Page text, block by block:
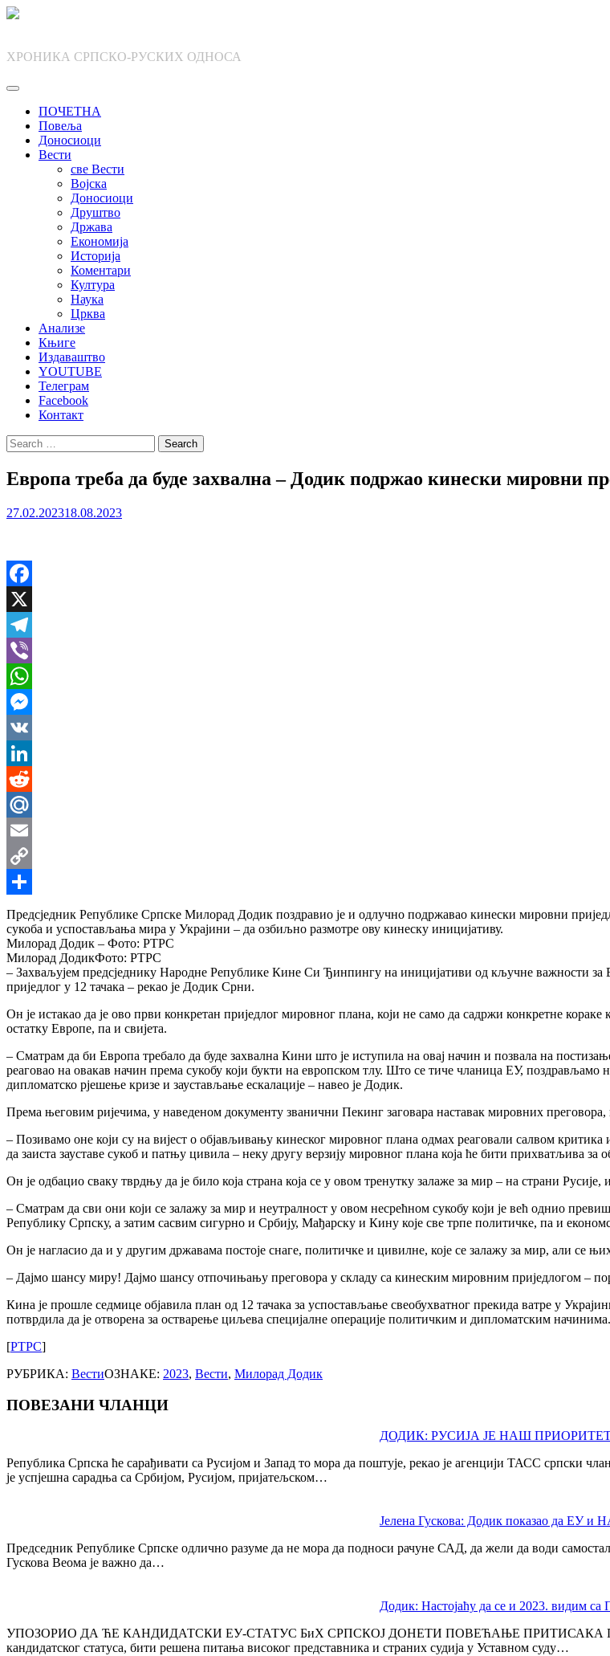
Skip
ХРОНИКА СРПСКО-РУСКИХ ОДНОСА
ПОЧЕТНА
Повеља
Доносиоци
Вести
све Вести
Војска
Доносиоци
Друштво
Држава
Економија
Историја
Коментари
Култура
Наука
Црква
Анализе
Књиге
Издаваштво
YOUTUBE
Телеграм
Facebook
Контакт
Search
for:
Европа треба да буде захвална – Додик подржао кинески мировни
27.02.202318.08.2023
Facebook
X
Telegram
Viber
WhatsApp
Messenger
VK
LinkedIn
Reddit
Mail.Ru
Email
Copy
Link
Share
Предсједник Републике Српске Милорад Додик поздравио је и одлучно подржавао кинески мировни
сукоба и успостављања мира у Украјини – да озбиљно размотре ову кинеску иницијативу.
Милорад Додик – Фото: РТРС
Милорад ДодикФото: РТРС
– Захваљујем предсједнику Народне Републике Кине Си Ђинпингу на иницијативи од кључне важности
приједлог у 12 тачака – рекао је Додик Срни.
Он је истакао да је ово први конкретан приједлог мировног плана, који не само да садржи конкретне
остатку Европе, па и свијета.
– Сматрам да би Европа требало да буде захвална Кини што је иступила на овај начин и позвала на
реаговао на овакав начин према сукобу који букти на европском тлу. Што се тиче чланица ЕУ,
дипломатско рјешење кризе и заустављање ескалације – навео је Додик.
Према његовим ријечима, у наведеном документу званични Пекинг заговара наставак мировних преговора,
– Позивамо оне који су на вијест о објављивању кинеског мировног плана одмах реаговали салвом
да заиста зауставе сукоб и патњу цивила – неку другу верзију мировног плана која ће бити прихватљива за
Он је одбацио сваку тврдњу да је било која страна која се у овом тренутку залаже за мир – на страни
– Сматрам да сви они који се залажу за мир и неутралност у овом несрећном сукобу који је већ однио
Републику Српску, а затим сасвим сигурно и Србију, Мађарску и Кину које све трпе политичке, па и
Он је нагласио да и у другим државама постоје снаге, политичке и цивилне, које се залажу за мир, али се
– Дајмо шансу миру! Дајмо шансу отпочињању преговора у складу са кинеским мировним приједлогом –
Кина је прошле седмице објавила план од 12 тачака за успостављање свеобухватног прекида ватре у
потврдила да је отворена за остварење циљева специјалне операције политичким и дипломатским начинима.
[РТРС]
РУБРИКА: ВестиОЗНАКЕ: 2023, Вести, Милорад Додик
ПОВЕЗАНИ ЧЛАНЦИ
ДОДИК: РУСИЈА ЈЕ НАШ
Република Српска ће сарађивати са Русијом и Запад то мора да поштује, рекао је агенцији ТАСС
је успјешна сарадња са Србијом, Русијом, пријатељском…
Јелена Гускова: Додик показао да ЕУ и
Председник Републике Српске одлично разуме да не мора да подноси рачуне САД, да жели да води
Гускова Веома је важно да…
Додик: Настојаћу да се и 2023. видим са
УПОЗОРИО ДА ЋЕ КАНДИДАТСКИ ЕУ-СТАТУС БиХ СРПСКОЈ ДОНЕТИ ПОВЕЋАЊЕ ПРИТИСАКА
кандидатског статуса, бити решена питања високог представника и страних судија у Уставном суду…
navigation